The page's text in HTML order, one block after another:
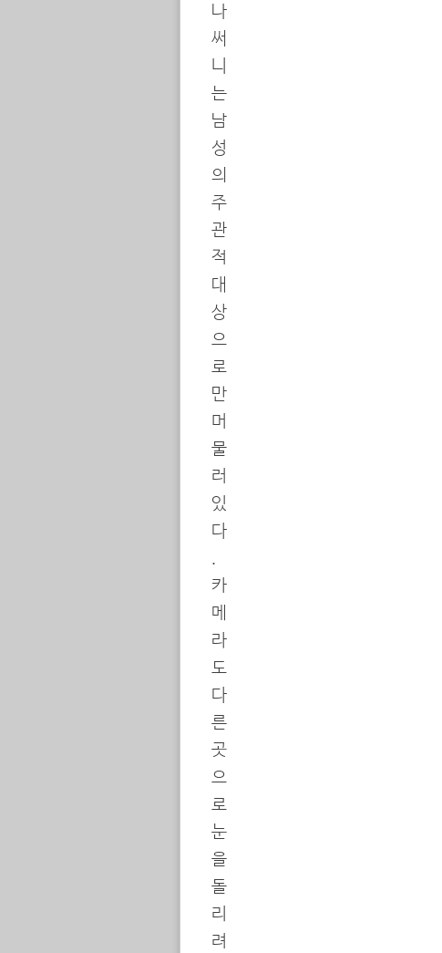
나
써
니
는
남
성
의
주
관
적
대
상
으
로
만
머
물
러
있
다
.
카
메
라
도
다
른
곳
으
로
눈
을
돌
리
려